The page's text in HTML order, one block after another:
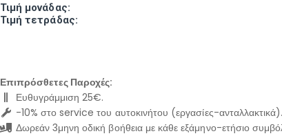
Τιμή μονάδας:
Τιμή τετράδας:
Επιπρόσθετες Παροχές:
Ευθυγράμμιση 25€.
-10% στο service του αυτοκινήτου (εργασίες-ανταλλακτικά).
Δωρεάν 3μηνη οδική βοήθεια με κάθε εξάμηνο-ετήσιο